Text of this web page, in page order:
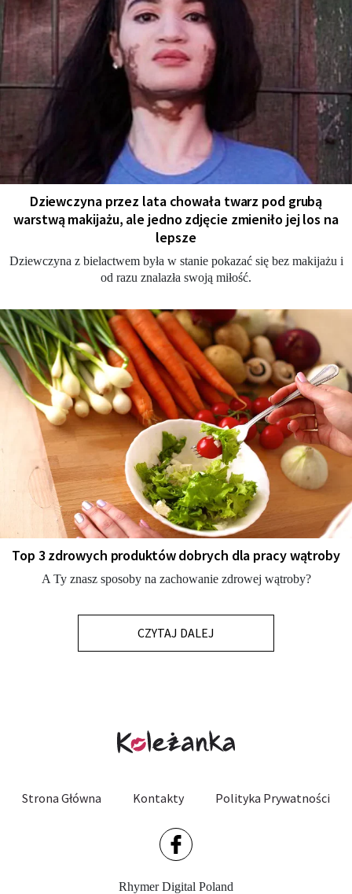
Dziewczyna przez lata chowała twarz pod grubą
warstwą makijażu, ale jedno zdjęcie zmieniło jej los na
lepsze
Dziewczyna z bielactwem była w stanie pokazać się bez makijażu i
od razu znalazła swoją miłość.
Top 3 zdrowych produktów dobrych dla pracy wątroby
A Ty znasz sposoby na zachowanie zdrowej wątroby?
CZYTAJ DALEJ
Strona Główna Kontakty Polityka Prywatności
Rhymer Digital Poland